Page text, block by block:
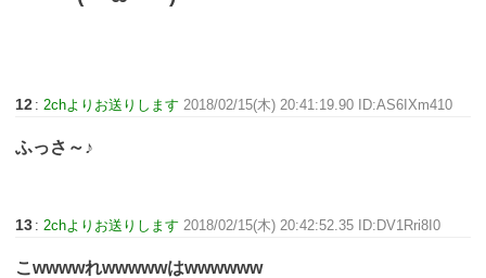
12 : 2chよりお送りします 2018/02/15(木) 20:41:19.90 ID:AS6IXm410
ふっさ～♪
13 : 2chよりお送りします 2018/02/15(木) 20:42:52.35 ID:DV1Rri8I0
こwwwwれwwwwwはwwwwww